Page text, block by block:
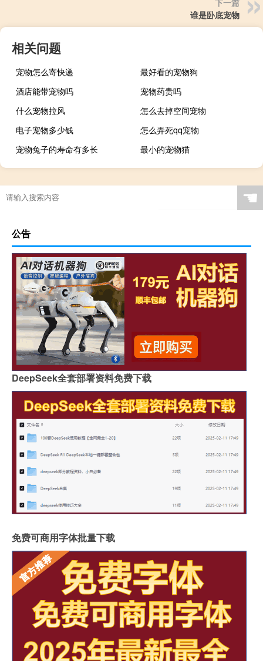
谁是卧底宠物
相关问题
宠物怎么寄快递
最好看的宠物狗
酒店能带宠物吗
宠物药贵吗
什么宠物拉风
怎么去掉空间宠物
电子宠物多少钱
怎么弄死qq宠物
宠物兔子的寿命有多长
最小的宠物猫
☚
公告
DeepSeek全套部署资料免费下载
免费可商用字体批量下载